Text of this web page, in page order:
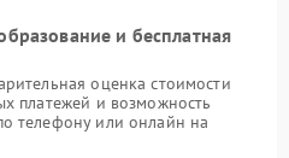
и бесплатная
оценка стоимости
платежей и возможность
телефону или онлайн на